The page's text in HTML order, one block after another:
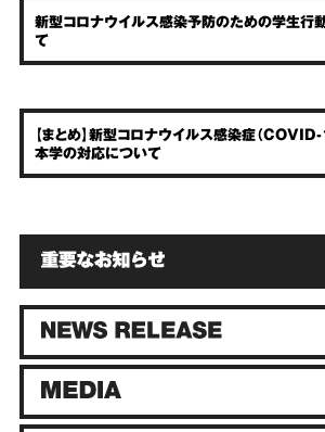
新型コロナウイルス感染予防のための学生行
て
【まとめ】新型コロナウイルス感染症（
本学の対応について